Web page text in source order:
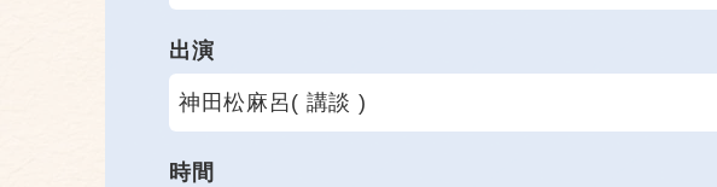
出演
神田松麻呂( 講談 )
時間